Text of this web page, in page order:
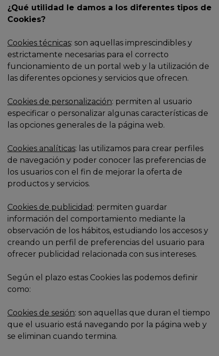
¿Qué utilidad le damos a los diferentes tipos de
Cookies?
Cookies técnicas: son aquellas imprescindibles y
estrictamente necesarias para el correcto
funcionamiento de un portal web y la utilización de
las diferentes opciones y servicios que ofrecen.
Cookies de personalización: permiten al usuario
especificar o personalizar algunas características de
las opciones generales de la página web.
Cookies analíticas: las utilizamos para crear perfiles
de navegación y poder conocer las preferencias de
los usuarios con el fin de mejorar la oferta de
productos y servicios.
Cookies de publicidad : permiten guardar
información del comportamiento mediante la
observación de los hábitos, estudiando los accesos y
creando un perfil de preferencias del usuario para
ofrecer publicidad relacionada con sus intereses.
Según el plazo estas Cookies las podemos definir
como:
Cookies de sesión: son aquellas que duran el tiempo
que el usuario está navegando por la página web y
se eliminan cuando termina.